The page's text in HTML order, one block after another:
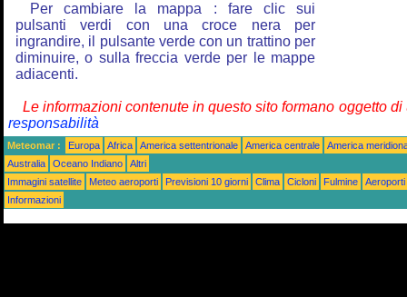
Per cambiare la mappa : fare clic sui
pulsanti verdi con una croce nera per
ingrandire, il pulsante verde con un trattino per
diminuire, o sulla freccia verde per le mappe
adiacenti.
Le informazioni contenute in questo sito formano oggetto
responsabilità
Meteomar : Europa Africa America settentrionale America centrale
America
Australia
Oceano Indiano
Altri
Immagini satellite
Meteo aeroporti Previsioni 10 giorni Clima Cicloni Fulmine
Aeroporti
Informazioni